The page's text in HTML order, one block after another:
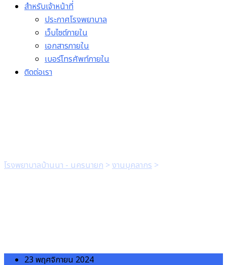
สำหรับเจ้าหน้าที่
ประกาศโรงพยาบาล
เว็บไซต์ภายใน
เอกสารภายใน
เบอร์โทรศัพท์ภายใน
ติดต่อเรา
โรงพยาบาลบ้านนา - นครนายก > งานบุคลากร >
23 พฤศจิกายน 2024